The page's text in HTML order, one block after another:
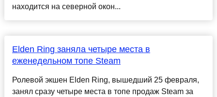
находится на северной окон...
Elden Ring заняла четыре места в
еженедельном топе Steam
Ролевой экшен Elden Ring, вышедший 25 февраля,
занял сразу четыре места в топе продаж Steam за